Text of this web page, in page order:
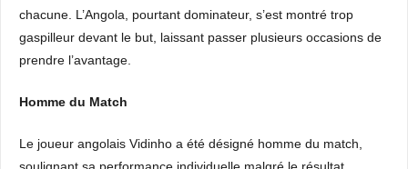
chacune. L’Angola, pourtant dominateur, s’est montré trop
gaspilleur devant le but, laissant passer plusieurs occasions de
prendre l’avantage.
Homme du Match
Le joueur angolais Vidinho a été désigné homme du match,